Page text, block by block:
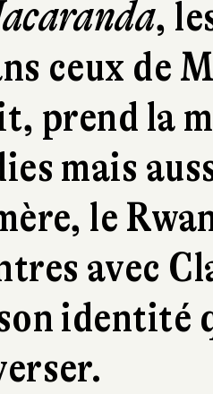
,
ceux de
prend la
mais
le
avec
identité